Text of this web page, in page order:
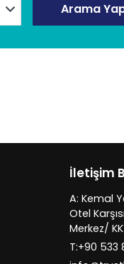
Arama
İletişim
A: Kemal
Otel
Merkez/
T:+90 533